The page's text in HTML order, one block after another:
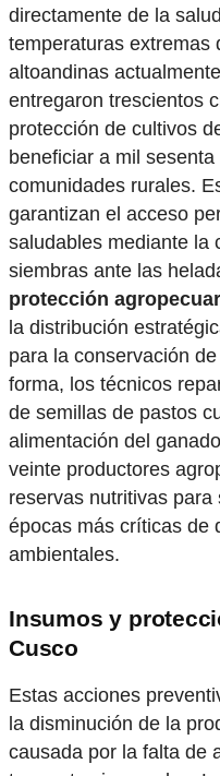
directamente de la
temperaturas extremas
altoandinas
entregaron trescientos
protección de cultivos
beneficiar a mil
comunidades rurales.
garantizan el acceso
saludables mediante la
siembras ante las
protección
la distribución
para la conservación
forma, los técnicos
de semillas de pastos
alimentación del
veinte productores
reservas nutritivas
épocas más críticas de
ambientales.
Insumos y
Cusco
Estas acciones
la disminución de la
causada por la falta de